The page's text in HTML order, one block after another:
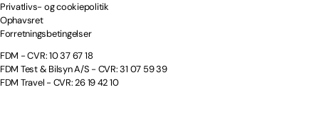
Privatlivs- og cookiepolitik
Ophavsret
Forretningsbetingelser
FDM - CVR: 10 37 67 18
FDM Test & Bilsyn A/S - CVR: 31 07 59 39
FDM Travel - CVR: 26 19 42 10